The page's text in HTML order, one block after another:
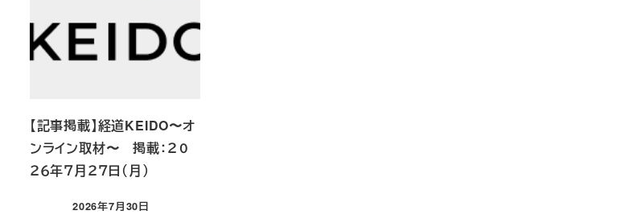
【記事掲載】経道KEIDO〜オ
ンライン取材〜 掲載：２０
２６年７月２７日（月）
投稿日
2026年7月30日